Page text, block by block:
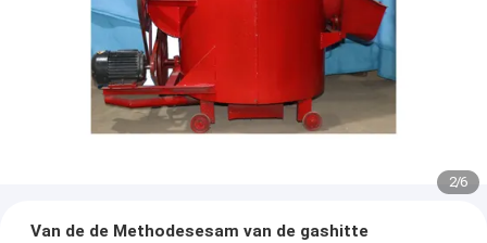
2/6
Van de de Methodesesam van de gashitte